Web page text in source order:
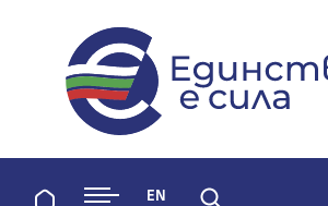
evroto.bgОфициална
Начало EN